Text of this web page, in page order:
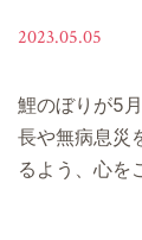
2023.05.05
鯉のぼりが5
長や無病息災
るよう、心を